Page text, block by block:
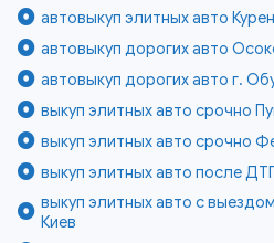
автовыкуп элитных авто
автовыкуп дорогих авто
автовыкуп дорогих авто г.
выкуп элитных авто срочно
выкуп элитных авто срочно
выкуп элитных авто после
выкуп элитных авто с
Киев